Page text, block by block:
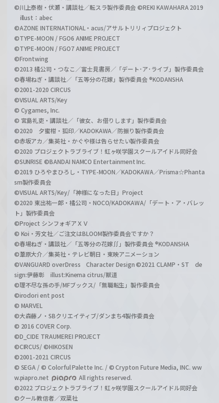
©川上泰樹・伏瀬・講談社／転スラ製作委員会 ©REKI KAWAHARA 2019
illust：abec
©AZONE INTERNATIONAL・acus/アサルトリリィプロジェクト
©TYPE-MOON / FGO6 ANIME PROJECT
©TYPE-MOON / FGO7 ANIME PROJECT
©Frontwing
©2013 橘公司・つなこ／富士見書房／「デート･ア･ライブ」製作委員会
©春場ねぎ・講談社／「五等分の花嫁」製作委員会 ®KODANSHA
©2001-2020 CIRCUS
©VISUAL ARTS/Key
© Cygames, Inc.
© 宮島礼吏・講談社／「彼女、お借りします」製作委員会
©2020 夕蜜柑・狐印／KADOKAWA／防振り製作委員会
©赤坂アカ／集英社・かぐや様は告らせたい製作委員会
©2020 プロジェクトラブライブ！虹ヶ咲学園スクールアイドル同好会
©SUNRISE ©BANDAI NAMCO Entertainment Inc.
©2019 ひろやまひろし・TYPE-MOON／KADOKAWA／Prisma☆Phanta
sm製作委員会
©VISUAL ARTS/Key/「神様になった日」Project
©2020 東出祐一郎・橘公司・NOCO/KADOKAWA/「デート・ア・バレッ
ト」製作委員会
©Project シンフォギアＸＶ
© Koi・芳文社／ご注文はBLOOM製作委員会ですか？
©春場ねぎ・講談社／「五等分の花嫁∬」製作委員会 ®KODANSHA
©葦原大介／集英社・テレビ朝日・東映アニメーション
©VANGUARD overDress Character Design ©2021 CLAMP・ST de
sign:伊藤彰 illust:Kinema citrus/獣道
©理不尽な孫の手/MFブックス/「無職転生」製作委員会
©irodori ent post
© MARVEL
©大森藤ノ・SBクリエイティブ/ダンまち4製作委員会
© 2016 COVER Corp.
©D_CIDE TRAUMEREI PROJECT
©CIRCUS/ ©HIKOSEN
©2001-2021 CIRCUS
© SEGA / © Colorful Palette Inc. / © Crypton Future Media, INC. ww
w.piapro.net
All rights reserved.
©2022 プロジェクトラブライブ！虹ヶ咲学園スクールアイドル同好会
©クール教信者／双葉社